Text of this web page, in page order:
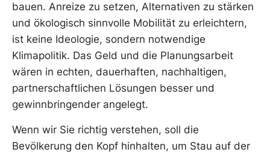
bauen. Anreize zu setzen, Alternativen zu stärken
und ökologisch sinnvolle Mobilität zu erleichtern,
ist keine Ideologie, sondern notwendige
Klimapolitik. Das Geld und die Planungsarbeit
wären in echten, dauerhaften, nachhaltigen,
partnerschaftlichen Lösungen besser und
gewinnbringender angelegt.
Wenn wir Sie richtig verstehen, soll die
Bevölkerung den Kopf hinhalten, um Stau auf der